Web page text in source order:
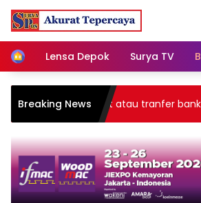
Skip
content
HomeLensa Depok Surya TV
Breaking News
gateway payment atau tranfer bank BCA